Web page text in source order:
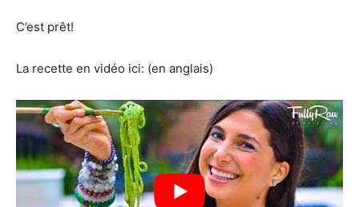
C’est prêt!
La recette en vidéo ici: (en anglais)